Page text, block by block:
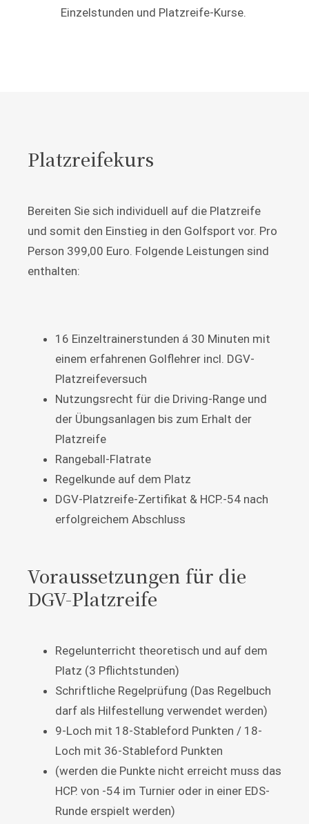
Einzelstunden und Platzreife-Kurse.
Platzreifekurs
Bereiten Sie sich individuell auf die Platzreife
und somit den Einstieg in den Golfsport vor. Pro
Person 399,00 Euro. Folgende Leistungen sind
enthalten:
16 Einzeltrainerstunden á 30 Minuten mit
einem erfahrenen Golflehrer incl. DGV-
Platzreifeversuch
Nutzungsrecht für die Driving-Range und
der Übungsanlagen bis zum Erhalt der
Platzreife
Rangeball-Flatrate
Regelkunde auf dem Platz
DGV-Platzreife-Zertifikat & HCP.-54 nach
erfolgreichem Abschluss
Voraussetzungen für die
DGV-Platzreife
Regelunterricht theoretisch und auf dem
Platz (3 Pflichtstunden)
Schriftliche Regelprüfung (Das Regelbuch
darf als Hilfestellung verwendet werden)
9-Loch mit 18-Stableford Punkten / 18-
Loch mit 36-Stableford Punkten
(werden die Punkte nicht erreicht muss das
HCP. von -54 im Turnier oder in einer EDS-
Runde erspielt werden)